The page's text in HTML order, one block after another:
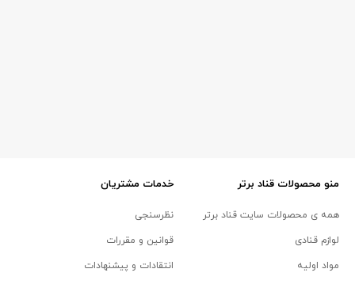
منو محصولات قناد برتر
همه ی محصولات سایت قناد برتر
لوازم قنادی
مواد اولیه
خدمات مشتریان
نظرسنجی
قوانین و مقررات
انتقادات و پیشنهادات